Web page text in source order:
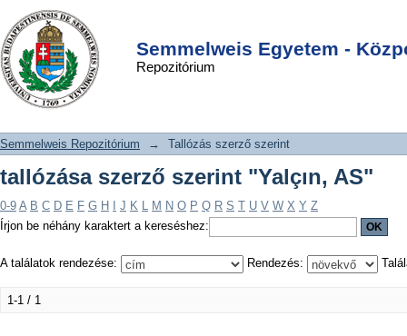
Semmelweis Egyetem -
Repozitórium
tallózása szerző szerint "Yalçın, AS"
DSpace/Manakin Repository
Semmelweis Repozitórium → Tallózás szerző szerint
tallózása szerző szerint "Yalçın, AS"
0-9 A B C D E F G H J K L M N O P Q R S T U V W X Y Z
Írjon be néhány karaktert a kereséshez:
A találatok rendezése: Rendezés:
1-1 / 1